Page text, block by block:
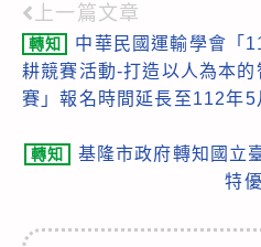
Read
more
articles
上一篇文章
轉知
中華民國運輸學會「
耕競賽活動-打造以人為本
賽」報名時間延長至112年
轉知
基隆市政府轉知國立
特